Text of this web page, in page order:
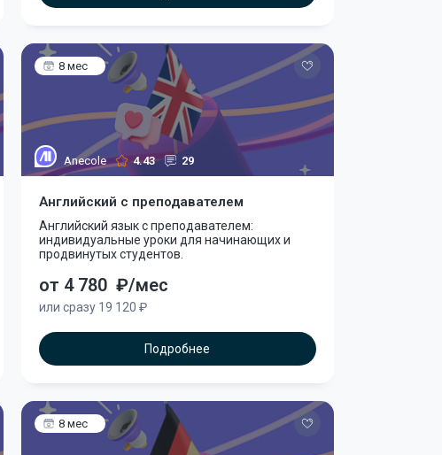
8 мес
Anecole 4.43 29
Английский с преподавателем
Английский язык с преподавателем:
индивидуальные уроки для начинающих и
продвинутых студентов.
от 4 780 ₽/мес
или сразу 19 120 ₽
Подробнее
8 мес